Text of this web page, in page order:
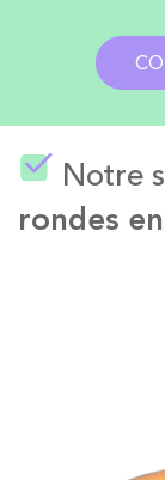
Notre
rondes